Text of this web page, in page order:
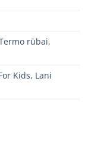
rūbai,
Kids, Lani